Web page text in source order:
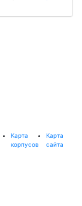
Карта
корпусов
Карта
сайта